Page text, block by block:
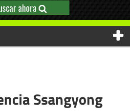
ahora
Ssangyong